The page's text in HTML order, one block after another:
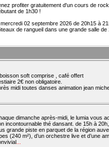
profiter gratuitement d'un cours de
de 1h30 !
02 septembre 2026 de 20h15 à
de rangueil dans une grande salle de
soft comprise , café offert
2€ non obligatoire.
midi toutes danses animation jean
dimanche après-midi, le lumia vous
incontournable thé dansant. de 15h à
grande piste en parquet de la région
(240 m²), d’un orchestre live et d’une